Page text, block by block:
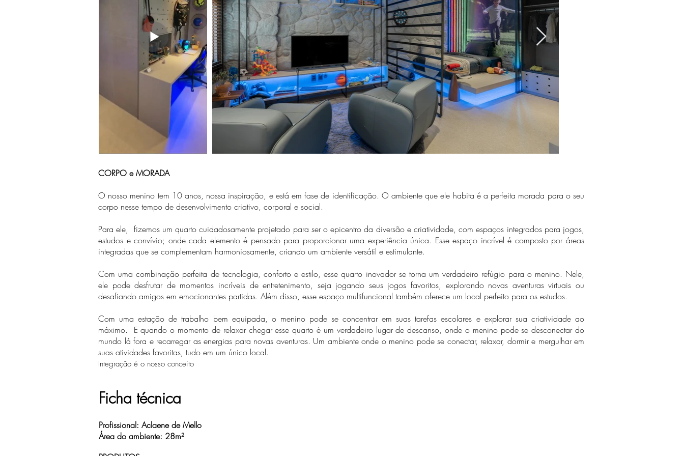
CORPO e MORADA
O nosso menino tem 10 anos, nossa inspiração, e está em fase de identificação. O ambiente que ele habita é a perfeita morada para o seu
corpo nesse tempo de desenvolvimento criativo, corporal e social.
Para ele, fizemos um quarto cuidadosamente projetado para ser o epicentro da diversão e criatividade, com espaços integrados para jogos,
estudos e convívio; onde cada elemento é pensado para proporcionar uma experiência única. Esse espaço incrível é composto por áreas
integradas que se complementam harmoniosamente, criando um ambiente versátil e estimulante.
Com uma combinação perfeita de tecnologia, conforto e estilo, esse quarto inovador se torna um verdadeiro refúgio para o menino. Nele,
ele pode desfrutar de momentos incríveis de entretenimento, seja jogando seus jogos favoritos, explorando novas aventuras virtuais ou
desafiando amigos em emocionantes partidas. Além disso, esse espaço multifuncional também oferece um local perfeito para os estudos.
Com uma estação de trabalho bem equipada, o menino pode se concentrar em suas tarefas escolares e explorar sua criatividade ao
máximo. E quando o momento de relaxar chegar esse quarto é um verdadeiro lugar de descanso, onde o menino pode se desconectar do
mundo lá fora e recarregar as energias para novas aventuras. Um ambiente onde o menino pode se conectar, relaxar, dormir e mergulhar em
suas atividades favoritas, tudo em um único local.
Integração é o nosso conceito
Ficha técnica
Profissional: Aclaene de Mello
Área do ambiente: 28m²